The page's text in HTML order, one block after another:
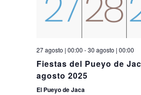
27 agosto | 00:00 -30 agosto | 00:00
Fiestas del Pueyo de
agosto 2025
El Pueyo de Jaca